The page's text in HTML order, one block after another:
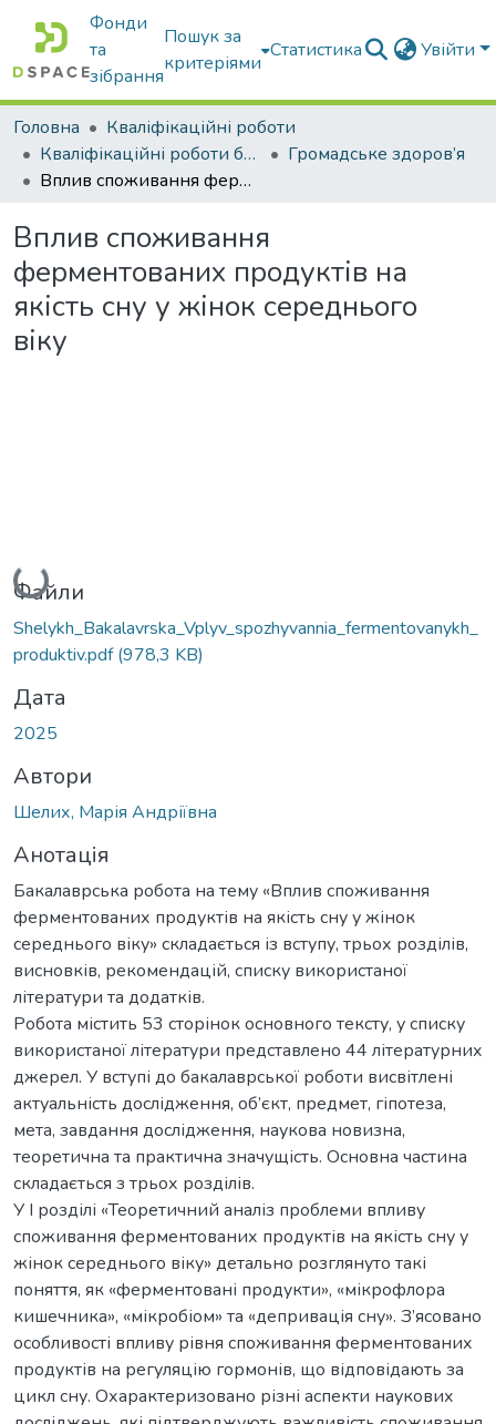
Фонди
та
зібрання
Пошук за
критеріями
Статистика Увійти
Головна
Кваліфікаційні роботи
Кваліфікаційні роботи бакалаврів
Громадське здоров’я
Вплив споживання ферментованих продуктів на якість сну у жінок середнього віку
Вплив споживання
ферментованих продуктів на
якість сну у жінок середнього
віку
Вантажиться...
Файли
Shelykh_Bakalavrska_Vplyv_spozhyvannia_fermentovanykh_
produktiv.pdf(978,3 KB)
Дата
2025
Автори
Шелих, Марія Андріївна
Анотація
Бакалаврська робота на тему «Вплив споживання
ферментованих продуктів на якість сну у жінок
середнього віку» складається із вступу, трьох розділів,
висновків, рекомендацій, списку використаної
літератури та додатків.
Робота містить 53 сторінок основного тексту, у списку
використаної літератури представлено 44 літературних
джерел. У вступі до бакалаврської роботи висвітлені
актуальність дослідження, об’єкт, предмет, гіпотеза,
мета, завдання дослідження, наукова новизна,
теоретична та практична значущість. Основна частина
складається з трьох розділів.
У I розділі «Теоретичний аналіз проблеми впливу
споживання ферментованих продуктів на якість сну у
жінок середнього віку» детально розглянуто такі
поняття, як «ферментовані продукти», «мікрофлора
кишечника», «мікробіом» та «депривація сну». З’ясовано
особливості впливу рівня споживання ферментованих
продуктів на регуляцію гормонів, що відповідають за
цикл сну. Охарактеризовано різні аспекти наукових